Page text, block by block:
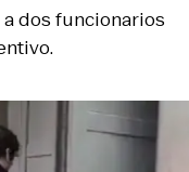
dos funcionarios